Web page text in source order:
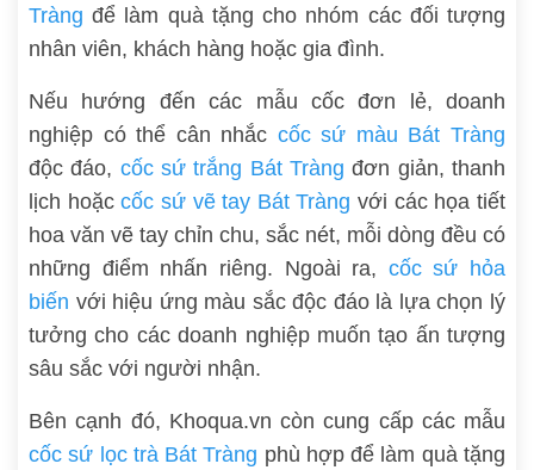
Tràng để làm quà tặng cho nhóm các đối tượng
nhân viên, khách hàng hoặc gia đình.
Nếu hướng đến các mẫu cốc đơn lẻ, doanh
nghiệp có thể cân nhắc cốc sứ màu Bát Tràng
độc đáo, cốc sứ trắng Bát Tràng đơn giản, thanh
lịch hoặccốc sứ vẽ tay Bát Tràng với các họa tiết
hoa văn vẽ tay chỉn chu, sắc nét, mỗi dòng đều có
những điểm nhấn riêng. Ngoài ra, cốc sứ hỏa
biến với hiệu ứng màu sắc độc đáo là lựa chọn lý
tưởng cho các doanh nghiệp muốn tạo ấn tượng
sâu sắc với người nhận.
Bên cạnh đó, Khoqua.vn còn cung cấp các mẫu
cốc sứ lọc trà Bát Tràng phù hợp để làm quà tặng